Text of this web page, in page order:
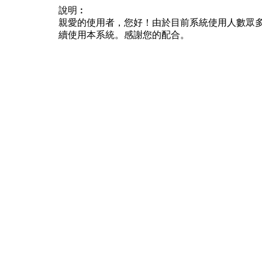
說明︰
親愛的使用者，您好！由於目前系統使用人數眾
續使用本系統。感謝您的配合。